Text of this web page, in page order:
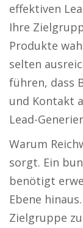
effektiven
Ihre
Produkte
selten
führen, dass
und Kontakt
Lead-
Warum
sorgt. Ein
benötigt
Ebene
Zielgruppe